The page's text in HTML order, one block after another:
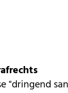
"dringend